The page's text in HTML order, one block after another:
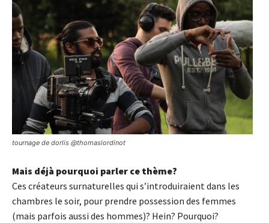
tournage de dorlis @thomaslordinot
Mais déjà pourquoi parler ce thème?
Ces créateurs surnaturelles qui s’introduiraient dans les
chambres le soir, pour prendre possession des femmes
(mais parfois aussi des hommes)? Hein? Pourquoi?